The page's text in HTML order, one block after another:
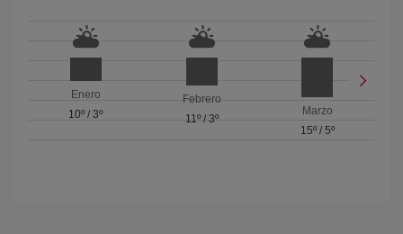
Enero
10º /3º
Febrero
11º/ 3º
Marzo
15º/ 5º